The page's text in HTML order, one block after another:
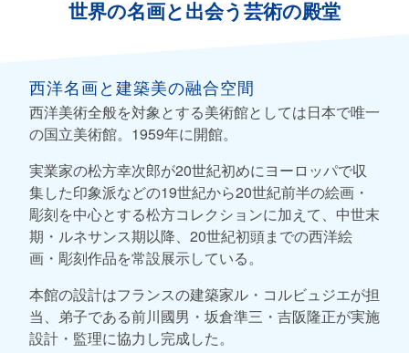
世界の名画と出会う芸術の殿堂
西洋名画と建築美の融合空間
西洋美術全般を対象とする美術館としては日本で唯一
の国立美術館。1959年に開館。
実業家の松方幸次郎が20世紀初めにヨーロッパで収
集した印象派などの19世紀から20世紀前半の絵画・
彫刻を中心とする松方コレクションに加えて、中世末
期・ルネサンス期以降、20世紀初頭までの西洋絵
画・彫刻作品を常設展示している。
本館の設計はフランスの建築家ル・コルビュジエが担
当、弟子である前川國男・坂倉準三・吉阪隆正が実施
設計・監理に協力し完成した。